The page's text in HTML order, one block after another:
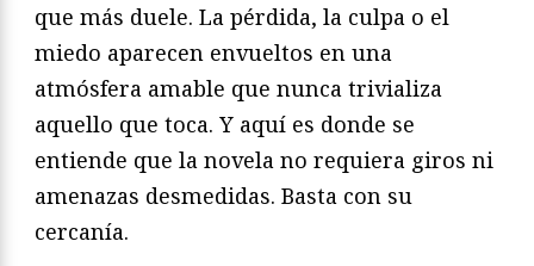
que más duele. La pérdida, la culpa o el
miedo aparecen envueltos en una
atmósfera amable que nunca trivializa
aquello que toca. Y aquí es donde se
entiende que la novela no requiera giros ni
amenazas desmedidas. Basta con su
cercanía.